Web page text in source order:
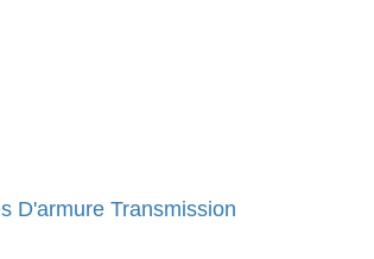
D'armure Transmission